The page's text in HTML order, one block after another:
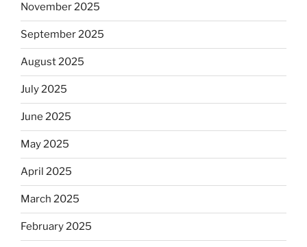
November 2025
September 2025
August 2025
July 2025
June 2025
May 2025
April 2025
March 2025
February 2025